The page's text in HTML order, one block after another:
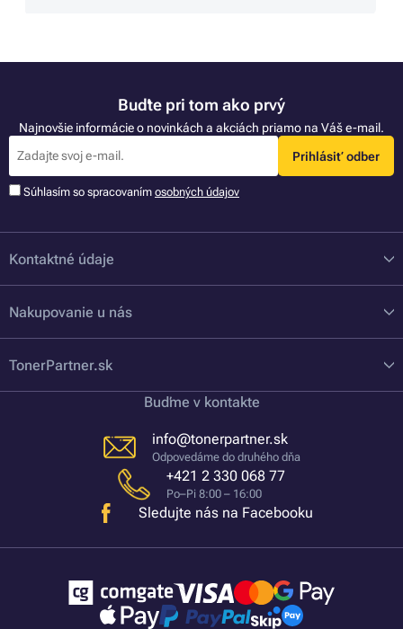
Buďte pri tom ako prvý
Najnovšie informácie o novinkách a akciách priamo na Váš e-mail.
Prihlásiť odber
Súhlasím so spracovaním osobných údajov
Kontaktné údaje
Nakupovanie u nás
TonerPartner.sk
Buďme v kontakte
info@tonerpartner.sk
Odpovedáme do druhého dňa
+421 2 330 068 77
Po–Pi 8:00 – 16:00
Sledujte nás na Facebooku